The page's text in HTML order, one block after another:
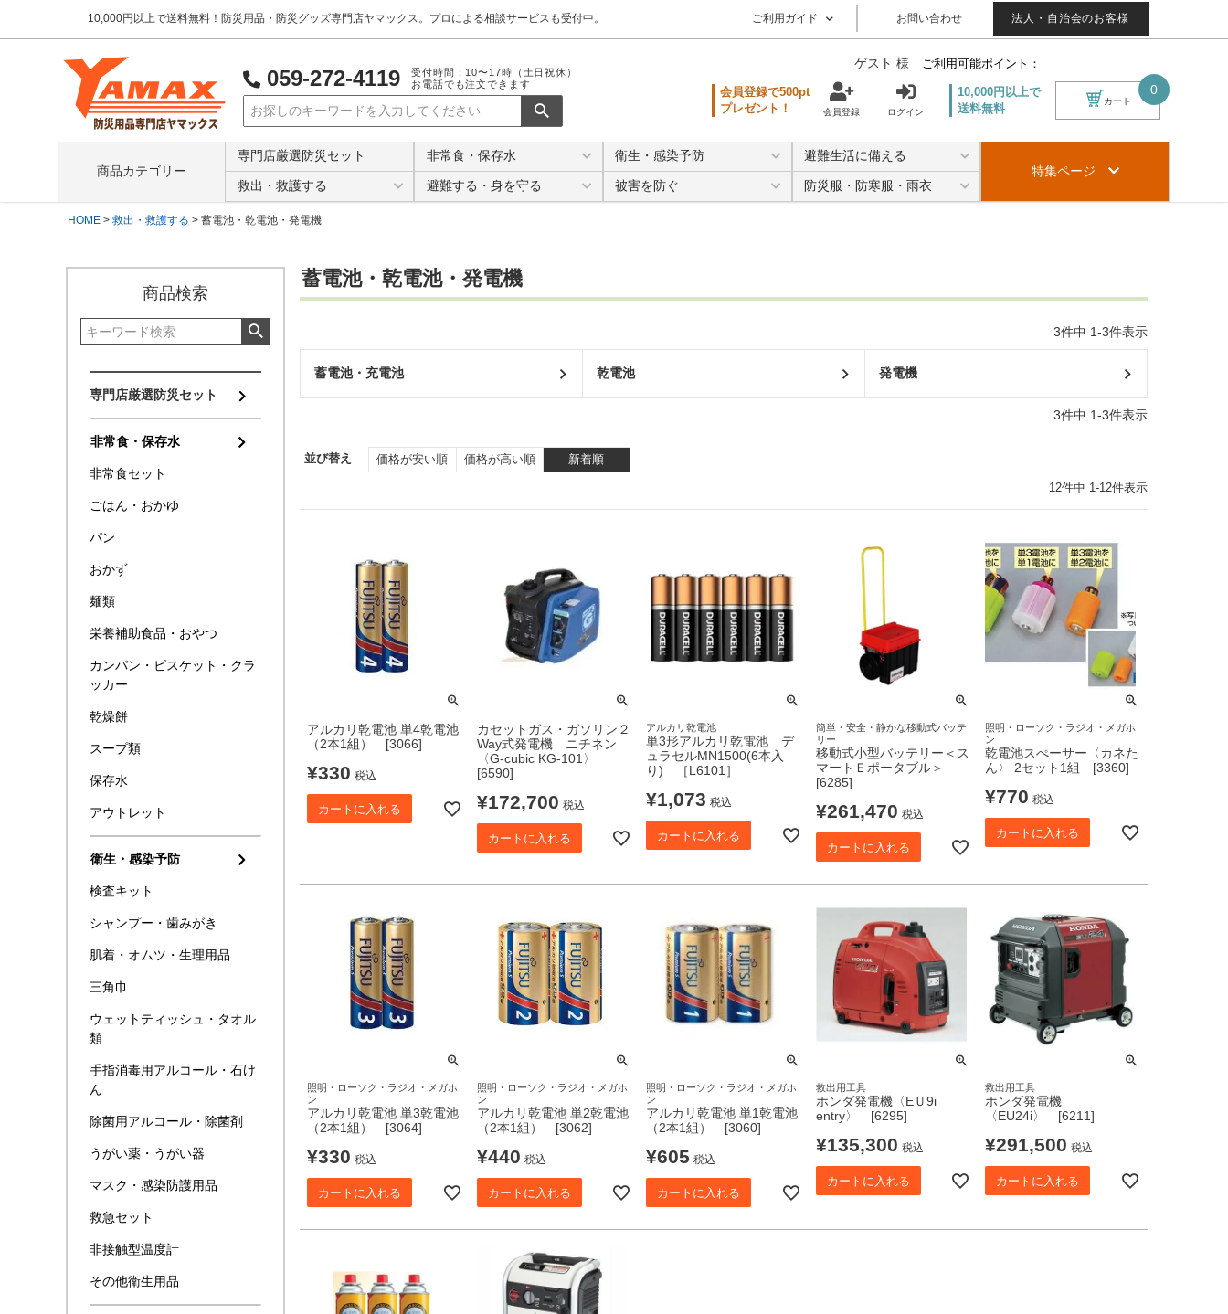
10,000円以上で送料無料！防災用品・防災グッズ専門店ヤマックス。プロによる相談サービスも受付中。 ご利用ガイド お問い合わせ 法人・自治会のお客様
059-272-4119
受付時間：10〜17時（土日祝休）
お電話でも注文できます
検索
ゲスト 様 ご利用可能ポイント：
会員登録で500pt
プレゼント！
会員登録 ログイン
10,000円以上で
送料無料
カート
0
商品カテゴリー
専門店厳選防災セット 非常食・保存水 衛生・感染予防
避難生活に備える
特集ページ
救出・救護する
避難する・身を守る 被害を防ぐ 防災服・防寒服・雨衣
HOME 救出・救護する 蓄電池・乾電池・発電機
商品検索
専門店厳選防災セット
非常食・保存水
非常食セット
ごはん・おかゆ
パン
おかず
麺類
栄養補助食品・おやつ
カンパン・ビスケット・クラ
ッカー
乾燥餅
スープ類
保存水
アウトレット
衛生・感染予防
検査キット
シャンプー・歯みがき
肌着・オムツ・生理用品
三角巾
ウェットティッシュ・タオル
類
手指消毒用アルコール・石け
ん
除菌用アルコール・除菌剤
うがい薬・うがい器
マスク・感染防護用品
救急セット
非接触型温度計
その他衛生用品
蓄電池・乾電池・発電機
3件中 1-3件表示
蓄電池・充電池 乾電池 発電機
3件中 1-3件表示
並び替え 価格が安い順 価格が高い順 新着順
12件中 1-12件表示
アルカリ乾電池 単4乾電池
（2本1組） [3066]
¥330 税込
カートに入れる
カセットガス・ガソリン２
Way式発電機 ニチネン
〈G-cubic KG-101〉
[6590]
¥172,700 税込
カートに入れる
アルカリ乾電池
単3形アルカリ乾電池 デ
ュラセルMN1500(6本入
り) ［L6101］
¥1,073 税込
カートに入れる
簡単・安全・静かな移動式バッテ
リー
移動式小型バッテリー＜ス
マートＥポータブル＞
[6285]
¥261,470 税込
カートに入れる
照明・ローソク・ラジオ・メガホ
ン
乾電池スぺーサー〈カネた
ん〉 2セット1組 [3360]
¥770 税込
カートに入れる
照明・ローソク・ラジオ・メガホ
ン
アルカリ乾電池 単3乾電池
（2本1組） [3064]
¥330 税込
カートに入れる
照明・ローソク・ラジオ・メガホ
ン
アルカリ乾電池 単2乾電池
（2本1組） [3062]
¥440 税込
カートに入れる
照明・ローソク・ラジオ・メガホ
ン
アルカリ乾電池 単1乾電池
（2本1組） [3060]
¥605 税込
カートに入れる
救出用工具
ホンダ発電機〈EＵ9i
entry〉 [6295]
¥135,300 税込
カートに入れる
救出用工具
ホンダ発電機
〈EU24i〉 [6211]
¥291,500 税込
カートに入れる